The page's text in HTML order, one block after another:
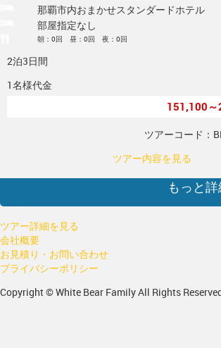
那覇市内おまかせスタンダードホテル
部屋指定なし
朝：0回 昼：0回 夜：0回
2泊3日間
1名様代金
151,100
ツアーコード：
ツアー内容を見る
もっと
ツアー詳細を見る
会社概要
お見積り・お問い合わせ
プライバシーポリシー
Copyright © White Bear Family All Rights